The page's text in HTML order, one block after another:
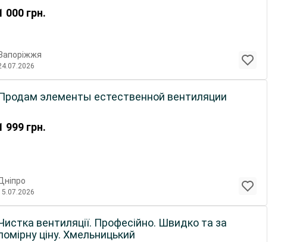
000 грн.
999 грн.
элементы естественной вентиляции
вентиляції. Професійно. Швидко та за
ціну. Хмельницький